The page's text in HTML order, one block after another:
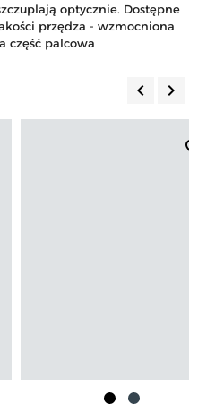
optycznie. Dostępne
przędza - wzmocniona
część palcowa
keyboard_arrow_left keyboard_arrow_right